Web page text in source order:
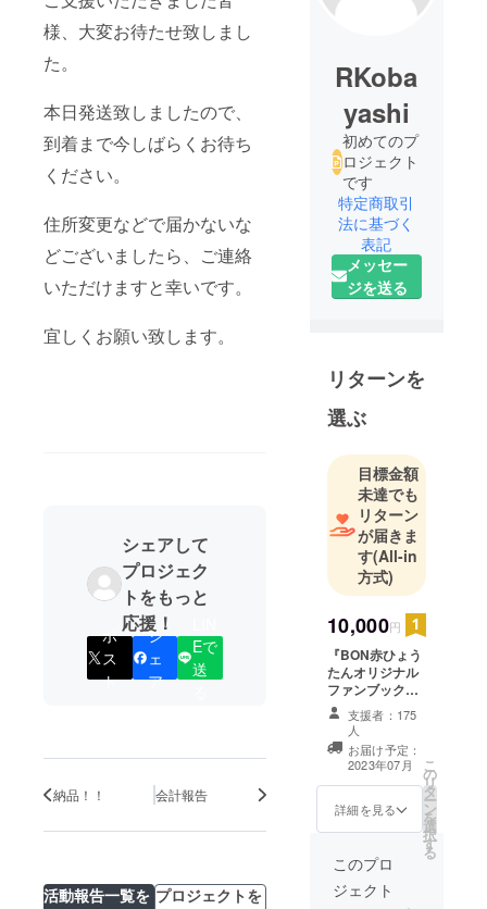
様、大変お待たせ致しまし
た。
本日発送致しましたので、
到着まで今しばらくお待ち
ください。
住所変更などで届かないな
どございましたら、ご連絡
いただけますと幸いです。
宜しくお願い致します。
シェアして
プロジェク
トをもっと
応援！
ポ
ス
ト
シ
ェ
ア
Eで
送
納品！！ 会計報告
活動報告一覧を プロジェクトを
RKoba
yashi
初めてのプ
ロジェクト
です
特定商取引
法に基づく
表記
メッセー
ジを送る
リターンを
選ぶ
目標金額
未達でも
リターン
が届きま
す(All-in
方式)
10,000円
『BON赤ひょう
たんオリジナル
ファンブック』
→A4版タテ、並
製本、カバー
装、本文40～50
ページ、フルカ
ラー →料理（全
内、外観など約
50点 →過去の
キャン約30点
（BON所有の歴
代愛BON者の集
支援者：175
人
お届け予定：
2023年07月
詳細を見る
こ
の
リ
タ
ー
ン
を
選
択
す
る
このプロ
ジェクト